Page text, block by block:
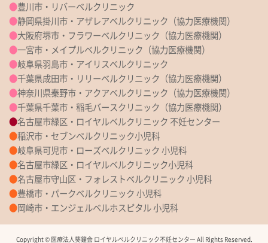
●豊川市・リバーベルクリニック
●静岡県掛川市・アザレアベルクリニック（協力医療機関）
●大阪府堺市・フラワーベルクリニック（協力医療機関）
●一宮市・メイプルベルクリニック（協力医療機関）
●岐阜県羽島市・アイリスベルクリニック
●千葉県成田市・リリーベルクリニック（協力医療機関）
●神奈川県秦野市・アクアベルクリニック（協力医療機関）
●千葉県千葉市・稲毛バースクリニック（協力医療機関）
●名古屋市緑区・ロイヤルベルクリニック 不妊センター
●稲沢市・セブンベルクリニック小児科
●岐阜県可児市・ローズベルクリニック 小児科
●名古屋市緑区・ロイヤルベルクリニック小児科
●名古屋市守山区・フォレストベルクリニック 小児科
●豊橋市・パークベルクリニック 小児科
● 岡崎市・エンジェルベルホスピタル 小児科
Copyright © 医療法人葵鐘会 ロイヤルベルクリニック不妊センター All Rights Reserved.